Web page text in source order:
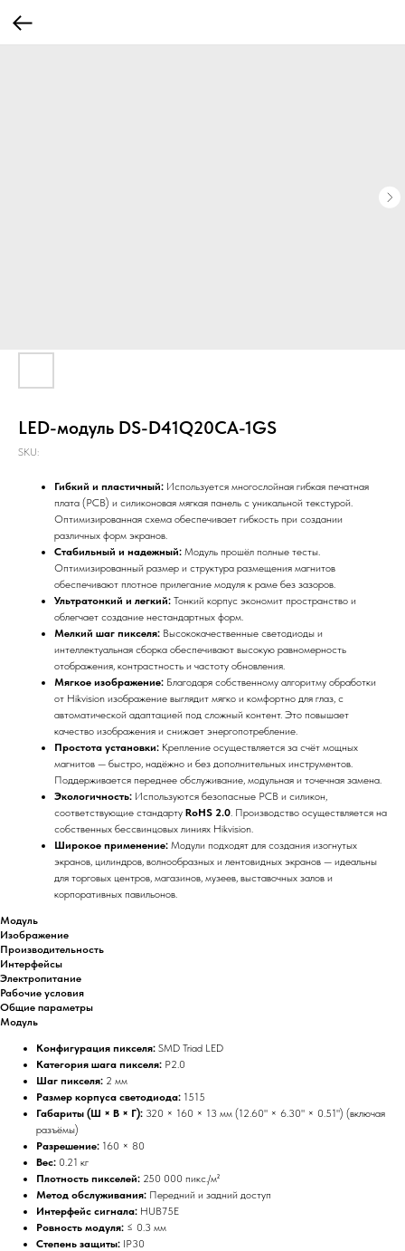
LED-модуль DS-D41Q20CA-1GS
SKU:
Гибкий и пластичный: Используется многослойная гибкая печатная
плата (PCB) и силиконовая мягкая панель с уникальной текстурой.
Оптимизированная схема обеспечивает гибкость при создании
различных форм экранов.
Стабильный и надежный: Модуль прошёл полные тесты.
Оптимизированный размер и структура размещения магнитов
обеспечивают плотное прилегание модуля к раме без зазоров.
Ультратонкий и легкий: Тонкий корпус экономит пространство и
облегчает создание нестандартных форм.
Мелкий шаг пикселя: Высококачественные светодиоды и
интеллектуальная сборка обеспечивают высокую равномерность
отображения, контрастность и частоту обновления.
Мягкое изображение: Благодаря собственному алгоритму обработки
от Hikvision изображение выглядит мягко и комфортно для глаз, с
автоматической адаптацией под сложный контент. Это повышает
качество изображения и снижает энергопотребление.
Простота установки: Крепление осуществляется за счёт мощных
магнитов — быстро, надёжно и без дополнительных инструментов.
Поддерживается переднее обслуживание, модульная и точечная замена.
Экологичность: Используются безопасные PCB и силикон,
соответствующие стандарту RoHS 2.0. Производство осуществляется на
собственных бессвинцовых линиях Hikvision.
Широкое применение: Модули подходят для создания изогнутых
экранов, цилиндров, волнообразных и лентовидных экранов — идеальны
для торговых центров, магазинов, музеев, выставочных залов и
корпоративных павильонов.
Модуль
Изображение
Производительность
Интерфейсы
Электропитание
Рабочие условия
Общие параметры
Модуль
Конфигурация пикселя: SMD Triad LED
Категория шага пикселя: P2.0
Шаг пикселя: 2 мм
Размер корпуса светодиода: 1515
Габариты (Ш × В × Г): 320 × 160 × 13 мм (12.60" × 6.30" × 0.51") (включая
разъёмы)
Разрешение: 160 × 80
Вес: 0.21 кг
Плотность пикселей: 250 000 пикс./м²
Метод обслуживания: Передний и задний доступ
Интерфейс сигнала: HUB75E
Ровность модуля: ≤ 0.3 мм
Степень защиты: IP30